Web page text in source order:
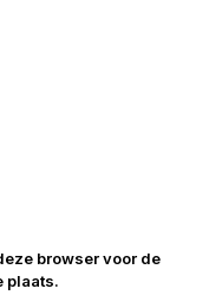
browser voor de
plaats.